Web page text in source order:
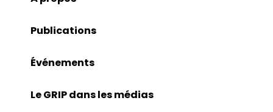
Publications
Événements
Le GRIP dans les médias